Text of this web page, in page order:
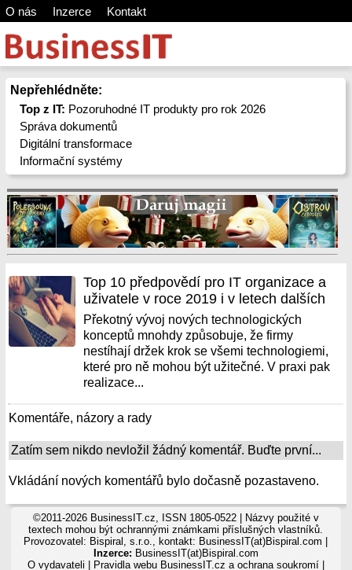
O nás Inzerce Kontakt
Nepřehlédněte:
Top z IT: Pozoruhodné IT produkty pro rok 2026
Správa dokumentů
Digitální transformace
Informační systémy
Top 10 předpovědí pro IT organizace a
uživatele v roce 2019 i v letech dalších
Překotný vývoj nových technologických
konceptů mnohdy způsobuje, že firmy
nestíhají držek krok se všemi technologiemi,
které pro ně mohou být užitečné. V praxi pak
realizace...
Komentáře, názory a rady
Zatím sem nikdo nevložil žádný komentář. Buďte první...
Vkládání nových komentářů bylo dočasně pozastaveno.
©2011-2026 BusinessIT.cz, ISSN 1805-0522 | Názvy použité v
textech mohou být ochrannými známkami příslušných vlastníků.
Provozovatel: Bispiral, s.r.o., kontakt: BusinessIT(at)Bispiral.com |
Inzerce: BusinessIT(at)Bispiral.com
O vydavateli
Pravidla webu BusinessIT.cz a ochrana soukromí|